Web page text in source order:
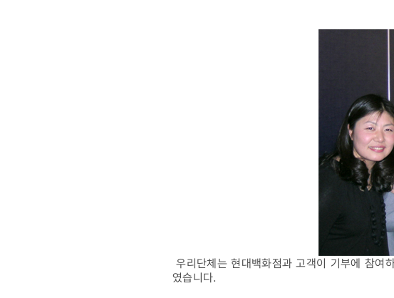
우리단체는 현대백화점과 고객이 기부에 참
였습니다.